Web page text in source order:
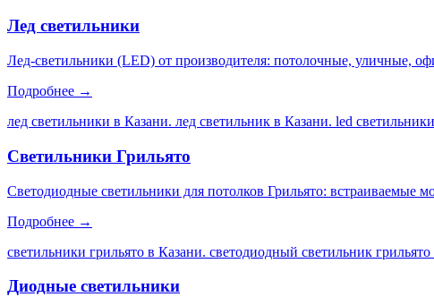
Лед светильники
Лед-светильники (LED) от производителя: потолочные, уличные,
Подробнее →
лед светильники в Казани. лед светильник в Казани. led
Светильники Грильято
Светодиодные светильники для потолков Грильято:
Подробнее →
светильники грильято в Казани. светодиодный светильник
Диодные светильники